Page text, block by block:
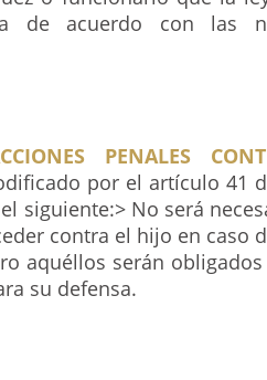
de acuerdo con las
PENALES
por el artículo 41
siguiente:> No será
contra el hijo en caso
aquéllos serán
su defensa.